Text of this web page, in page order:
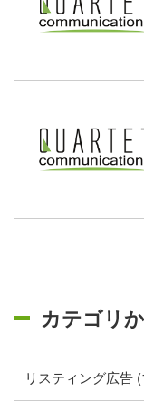
カテゴリ
リスティング広告